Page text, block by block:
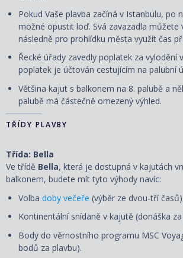
Pokud Vaše plavba začíná v Istanbulu, po
možné opustit loď. Svá zavazadla můžete
následně pro prohlídku města využít čas
Řecké úřady zavedly poplatek za vylodění
poplatek je účtován cestujícím na palubní
Většina kajut s balkonem na 8. palubě a
palubě má částečně omezený výhled.
TŘÍDY PLAVBY
Třída: Bella
Ve třídě Bella, která je dostupná v kajutách
balkonem, budete mít tyto výhody navíc:
Volba doby večeře (výběr ze dvou-tří
Kontinentální snídaně v kajutě (donáška
Body do věrnostního programu MSC
bodů za plavbu).